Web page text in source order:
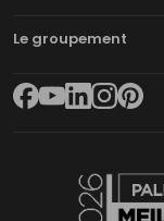
Le groupement